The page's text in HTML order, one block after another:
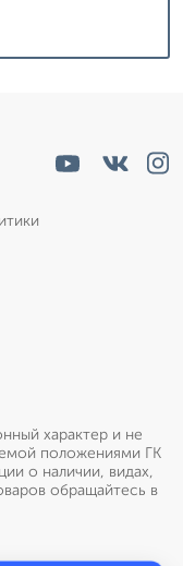
характер и не
положениями ГК
о наличии, видах,
обращайтесь в